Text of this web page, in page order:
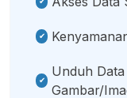
Unduh
Gambar/